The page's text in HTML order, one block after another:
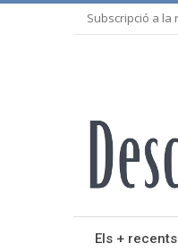
Subscripció a la
Els + recents